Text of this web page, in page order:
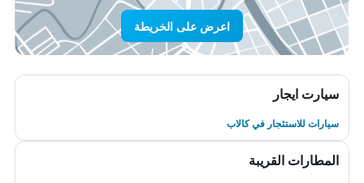
اعرض على الخريطة
سيارت ايجار
سيارات للاستئجار في كالاب
المطارات القريبة